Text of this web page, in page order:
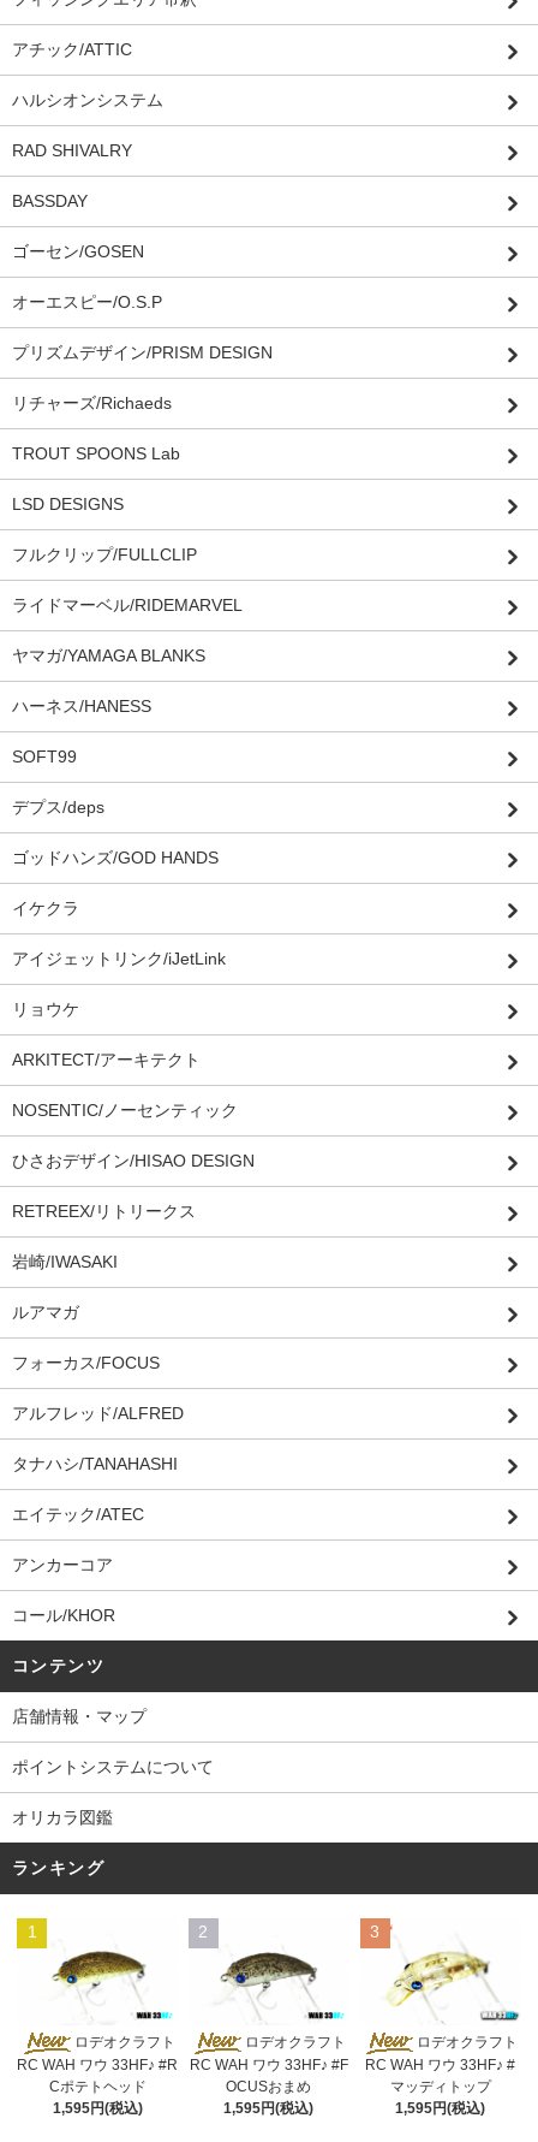
アチック/ATTIC
ハルシオンシステム
RAD SHIVALRY
BASSDAY
ゴーセン/GOSEN
オーエスピー/O.S.P
プリズムデザイン/PRISM DESIGN
リチャーズ/Richaeds
TROUT SPOONS Lab
LSD DESIGNS
フルクリップ/FULLCLIP
ライドマーベル/RIDEMARVEL
ヤマガ/YAMAGA BLANKS
ハーネス/HANESS
SOFT99
デプス/deps
ゴッドハンズ/GOD HANDS
イケクラ
アイジェットリンク/iJetLink
リョウケ
ARKITECT/アーキテクト
NOSENTIC/ノーセンティック
ひさおデザイン/HISAO DESIGN
RETREEX/リトリークス
岩崎/IWASAKI
ルアマガ
フォーカス/FOCUS
アルフレッド/ALFRED
タナハシ/TANAHASHI
エイテック/ATEC
アンカーコア
コール/KHOR
コンテンツ
店舗情報・マップ
ポイントシステムについて
オリカラ図鑑
ランキング
1
ロデオクラフト
RC WAH ワウ 33HF♪ #R
Cポテトヘッド
1,595円(税込)
2
ロデオクラフト
RC WAH ワウ 33HF♪ #F
OCUSおまめ
1,595円(税込)
3
ロデオクラフト
RC WAH ワウ 33HF♪ #
マッディトップ
1,595円(税込)